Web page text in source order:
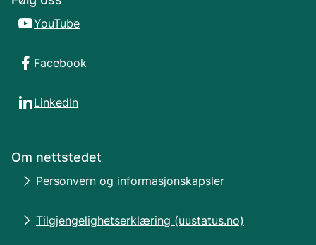
YouTube
Facebook
LinkedIn
Om nettstedet
Personvern og informasjonskapsler
Tilgjengelighetserklæring (uustatus.no)